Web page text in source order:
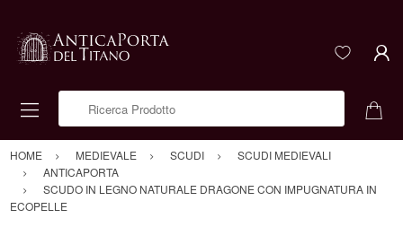
HOME MEDIEVALE SCUDI
SCUDI MEDIEVALI
ANTICAPORTA
SCUDO IN LEGNO NATURALE DRAGONE CON IMPUGNATURA IN
ECOPELLE